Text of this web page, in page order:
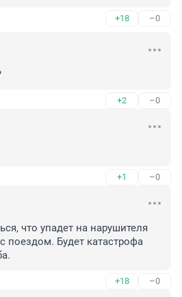
+18 –0
+2 –0
+1 –0
что упадет на нарушителя
поездом. Будет катастрофа
+18 –0